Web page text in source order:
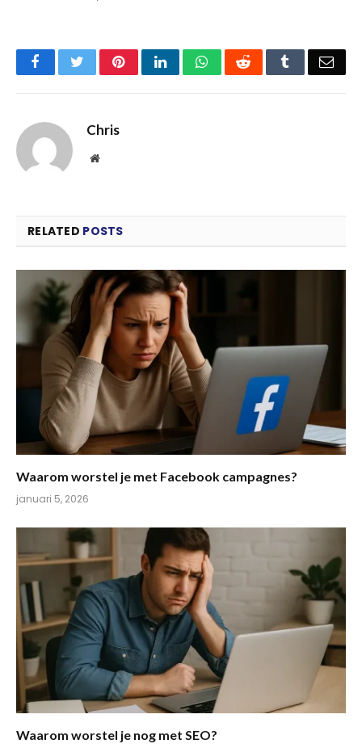
FacebookTwitterPinterestLinkedInWhatsAppReddit Tumblr
Chris
Website
RELATED POSTS
Waarom worstel je met Facebook campagnes?
januari 5, 2026
Waarom worstel je nog met SEO?